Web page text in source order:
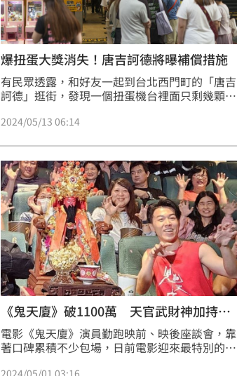
爆扭蛋大獎消失！唐吉訶德將曝補償措施
有民眾透露，和好友一起到台北西門町的「唐吉
訶德」逛街，發現一個扭蛋機台裡面只剩幾顆，
大獎卻完全沒開出，追問下發現，原來大獎根本
稽查，說明傍晚唐吉訶德會針對此事公布補償方
案。
2024/05/13 06:14
《鬼天廈》破1100萬 天官武財神加持包
場
電影《鬼天廈》演員勤跑映前、映後座談會，靠
著口碑累積不少包場，日前電影迎來最特別的一